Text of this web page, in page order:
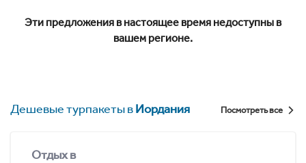
Эти предложения в настоящее время недоступны в
вашем регионе.
Дешевые турпакеты вИордания Посмотреть все
Отдых в